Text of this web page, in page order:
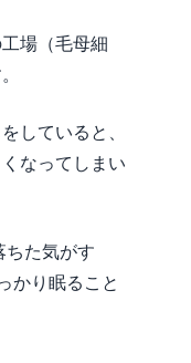
場（毛母細
していると、
なってしまい
ちた気がす
かり眠ること